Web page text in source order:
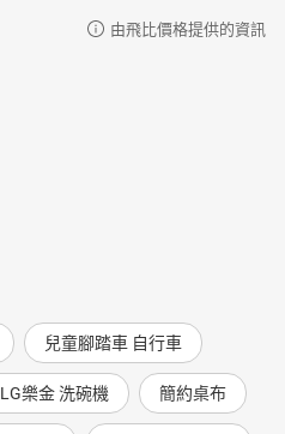
由飛比價格提供的資訊
兒童腳踏車 自行車
LG樂金 洗碗機 簡約桌布